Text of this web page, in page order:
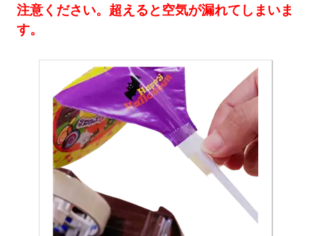
注意ください。超えると空気が漏れてしまいま
す。